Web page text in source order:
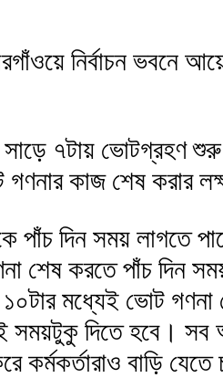
নির্বাচন ভবনে
৭টায় ভোটগ্রহণ
কাজ শেষ করার
পাঁচ দিন সময় লাগতে
শেষ করতে পাঁচ দিন
মধ্যেই ভোট গণনা
সময়টুকু দিতে হবে।
বাড়ি